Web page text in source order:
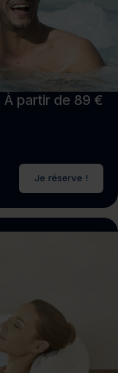
À partir de 89 €
Je réserve !